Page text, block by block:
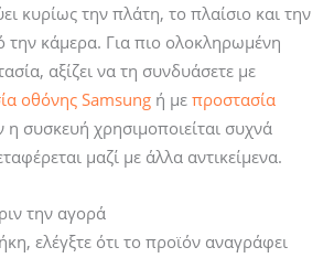
κυρίως την πλάτη, το πλαίσιο και την
κάμερα. Για πιο ολοκληρωμένη
αξίζει να τη συνδυάσετε με
οθόνης Samsungή με προστασία
η συσκευή χρησιμοποιείται συχνά
μαζί με άλλα αντικείμενα.
την αγορά
ελέγξτε ότι το προϊόν αναγράφει